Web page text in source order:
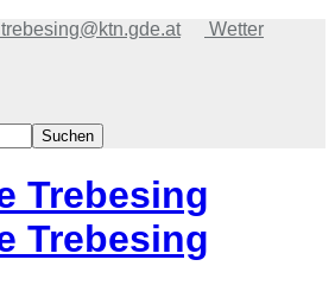
trebesing@ktn.gde.at Wetter
Suchen